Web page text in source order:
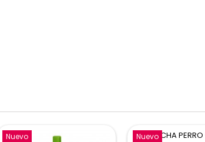
Nuevo Nuevo